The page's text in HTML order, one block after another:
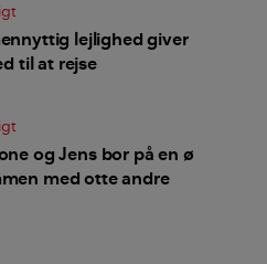
lejlighed giver
til at rejse
og Jens bor på en ø
med otte andre